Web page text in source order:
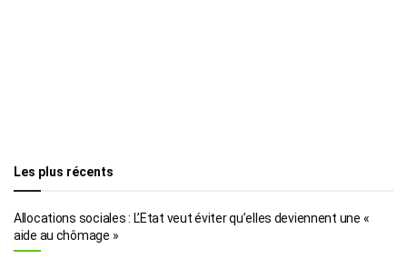
Les plus récents
Allocations sociales : L’Etat veut éviter qu’elles deviennent une «
aide au chômage »